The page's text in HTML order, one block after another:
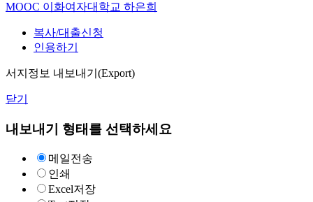
MOOC 이화여자대학교 하은희
복사/대출신청
인용하기
서지정보 내보내기(Export)
닫기
내보내기 형태를 선택하세요
메일전송
인쇄
Excel저장